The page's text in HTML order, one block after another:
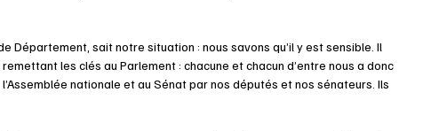
Département, sait notre situation : nous savons qu’il y est sensible. Il
les clés au Parlement : chacune et chacun d’entre nous a donc
nationale et au Sénat par nos députés et nos sénateurs. Ils